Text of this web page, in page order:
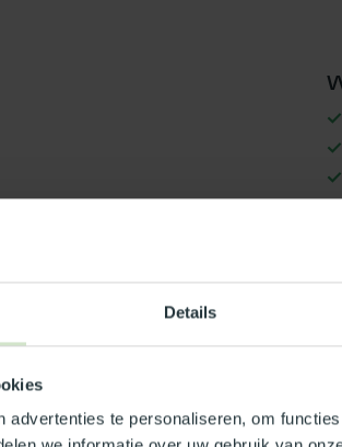
Details
advertenties te personaliseren, om